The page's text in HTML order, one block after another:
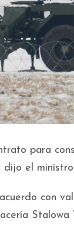
para
el
con